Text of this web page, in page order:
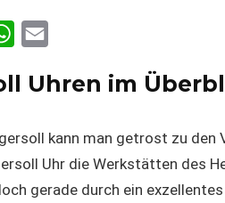
W
s
A
p
a
l
Uhren im
kann man getrost zu den
Uhr die Werkstätten des
gerade durch ein